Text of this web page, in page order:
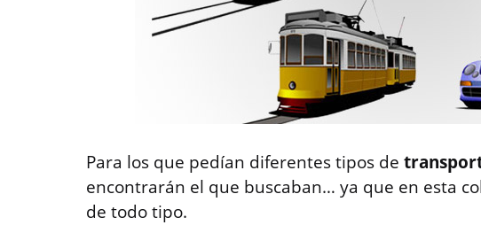
Para los que pedían diferentes tipos de
encontrarán el que buscaban… ya que en esta
de todo tipo.